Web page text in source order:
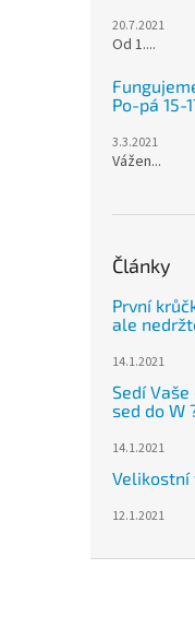
20.7.2021
Od 1....
Po-pá 15-
3.3.2021
Vážen...
Články
První
ale
14.1.2021
Sedí
sed do W
14.1.2021
Velikostní
12.1.2021